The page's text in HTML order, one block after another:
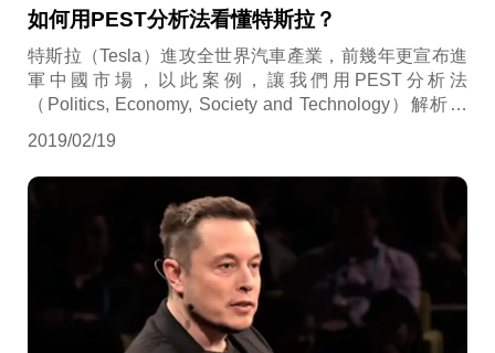
如何用PEST分析法看懂特斯拉？
特斯拉（Tesla）進攻全世界汽車產業，前幾年更宣布進
軍中國市場，以此案例，讓我們用PEST分析法
（Politics, Economy, Society and Technology）解析電
2019/02/19